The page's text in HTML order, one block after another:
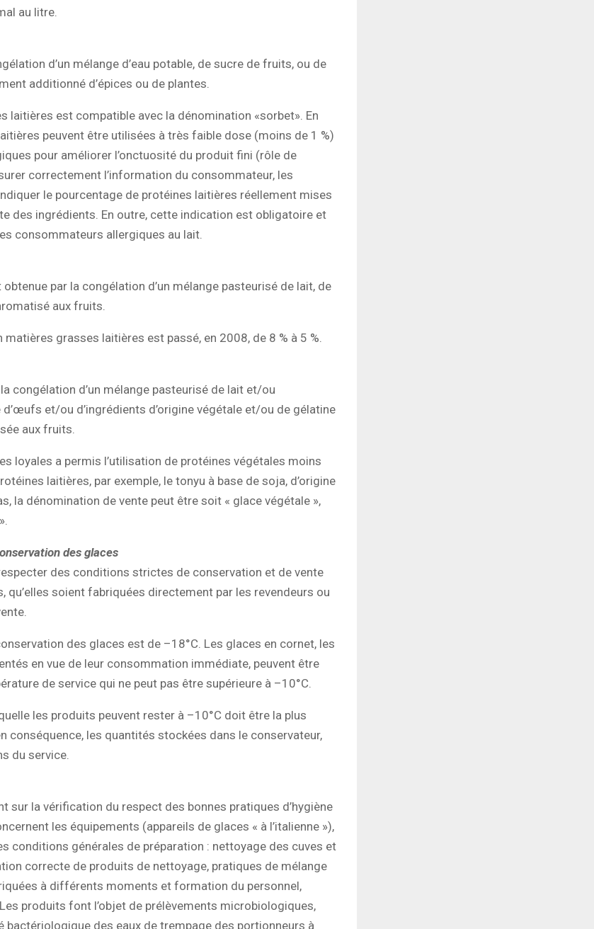
au litre.
d’un mélange d’eau potable, de sucre de fruits, ou de
additionné d’épices ou de plantes.
laitières est compatible avec la dénomination «sorbet». En
peuvent être utilisées à très faible dose (moins de 1 %)
pour améliorer l’onctuosité du produit fini (rôle de
correctement l’information du consommateur, les
le pourcentage de protéines laitières réellement mises
des ingrédients. En outre, cette indication est obligatoire et
consommateurs allergiques au lait.
par la congélation d’un mélange pasteurisé de lait, de
aux fruits.
matières grasses laitières est passé, en 2008, de 8 % à 5 %.
congélation d’un mélange pasteurisé de lait et/ou
d’œufs et/ou d’ingrédients d’origine végétale et/ou de gélatine
aux fruits.
loyales a permis l’utilisation de protéines végétales moins
laitières, par exemple, le tonyu à base de soja, d’origine
la dénomination de vente peut être soit « glace végétale »,
des glaces
des conditions strictes de conservation et de vente
qu’elles soient fabriquées directement par les revendeurs ou
des glaces est de –18°C. Les glaces en cornet, les
en vue de leur consommation immédiate, peuvent être
de service qui ne peut pas être supérieure à –10°C.
les produits peuvent rester à –10°C doit être la plus
conséquence, les quantités stockées dans le conservateur,
du service.
sur la vérification du respect des bonnes pratiques d’hygiène
les équipements (appareils de glaces « à l’italienne »),
conditions générales de préparation : nettoyage des cuves et
correcte de produits de nettoyage, pratiques de mélange
à différents moments et formation du personnel,
produits font l’objet de prélèvements microbiologiques,
bactériologique des eaux de trempage des portionneurs à